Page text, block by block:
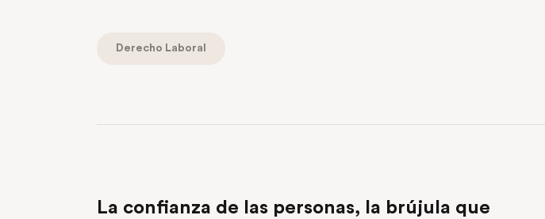
Derecho Laboral
La confianza de las personas, la brújula que